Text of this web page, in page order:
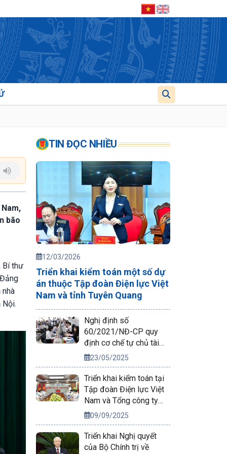
bão
Bí thư
nhà
Nội.
TIN ĐỌC NHIỀU
12/03/2026
Triển khai kiểm toán một số dự
án thuộc Tập đoàn Điện lực Việt
Nam và tỉnh Tuyên Quang
Nghị định số
60/2021/NĐ-CP quy
định cơ chế tự chủ tài
chính của đơn vị sự
nghiệp công lập
23/05/2025
Triển khai kiểm toán tại
Tập đoàn Điện lực Việt
Nam và Tổng công ty
Phát điện 2
09/09/2025
Triển khai Nghị quyết
của Bộ Chính trị về